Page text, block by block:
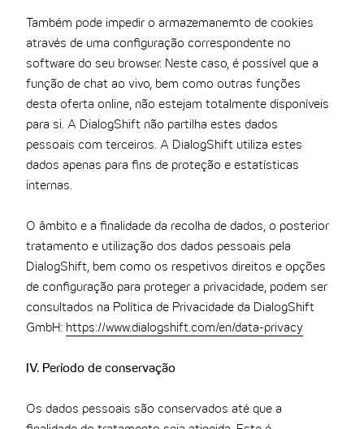
Também pode impedir o armazemanemto de cookies
através de uma configuração correspondente no
software do seu browser. Neste caso, é possível que a
função de chat ao vivo, bem como outras funções
desta oferta online, não estejam totalmente disponíveis
para si. A DialogShift não partilha estes dados
pessoais com terceiros. A DialogShift utiliza estes
dados apenas para fins de proteção e estatísticas
internas.
O âmbito e a finalidade da recolha de dados, o posterior
tratamento e utilização dos dados pessoais pela
DialogShift, bem como os respetivos direitos e opções
de configuração para proteger a privacidade, podem ser
consultados na Política de Privacidade da DialogShift
GmbH: https://www.dialogshift.com/en/data-privacy
IV. Período de conservação
Os dados pessoais são conservados até que a